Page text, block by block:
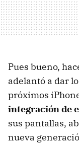
Pues bueno,
adelantó a dar
próximos
integración de
sus pantallas,
nueva